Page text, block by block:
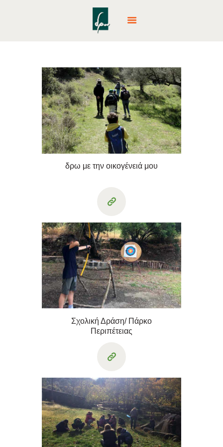
ΑΡΧΙΚΉ
ΕΚΠΑΙΔΕΥΤΙΚΆ
ΠΡΟΓΡΆΜΜΑΤΑ
ΔΡΆΣΕΙΣ & ΕΚΔΡΟΜΈΣ
PARTY
CAMPS
ΕΤΑΙΡΙΚΈΣ ΔΡΆΣΕΙΣ
ΕΠΙΚΟΙΝΩΝΊΑ
δρω με την οικογένειά μου
Σχολική Δράση/ Πάρκο
Περιπέτειας